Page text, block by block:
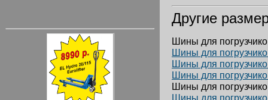
Другие
Шины для
Шины для
Шины для
Шины для
Шины для
Шины для